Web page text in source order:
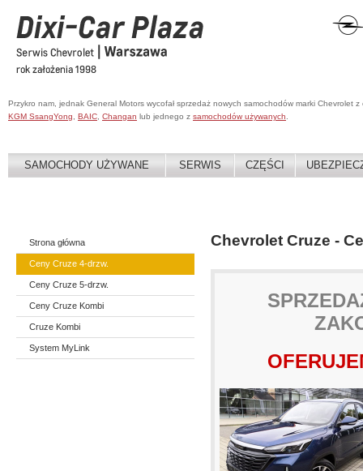
Przykro nam, jednak General Motors wycofał sprzedaż nowych samochodów marki Chevrolet
KGM SsangYong
BAIC Changan lub jednego z samochodów używanych
SAMOCHODY UŻYWANE SERWIS CZĘŚCI
Strona główna
Ceny Cruze 4-drzw.
Ceny Cruze 5-drzw.
Ceny Cruze Kombi
Cruze Kombi
System MyLink
Chevrolet Cruze -